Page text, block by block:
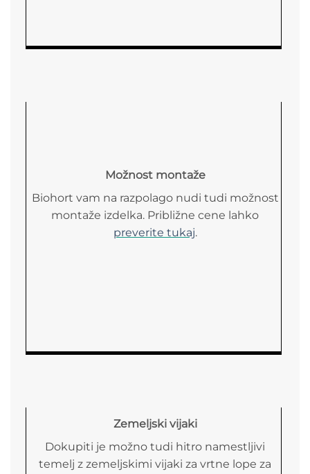
Možnost montaže
Biohort vam na razpolago nudi tudi možnost
montaže izdelka. Približne cene lahko
preverite tukaj.
Zemeljski vijaki
Dokupiti je možno tudi hitro namestljivi
temelj z zemeljskimi vijaki za vrtne lope za